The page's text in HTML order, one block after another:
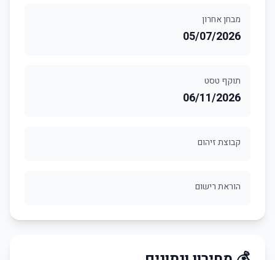
מבחן אחרון
05/07/2026
תוקף טסט
06/11/2026
קבוצת זיהום
הוראת רישום